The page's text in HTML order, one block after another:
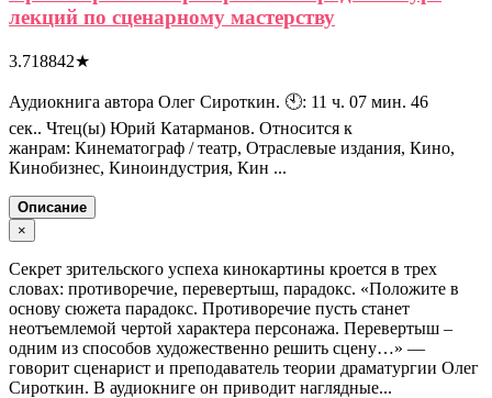
лекций по сценарному мастерству
3.718842★
Аудиокнига автора Олег Сироткин. 🕙: 11 ч. 07 мин. 46
сек.. Чтец(ы) Юрий Катарманов. Относится к
жанрам: Кинематограф / театр, Отраслевые издания, Кино,
Кинобизнес, Киноиндустрия, Кин ...
Описание
×
Секрет зрительского успеха кинокартины кроется в трех
словах: противоречие, перевертыш, парадокс. «Положите в
основу сюжета парадокс. Противоречие пусть станет
неотъемлемой чертой характера персонажа. Перевертыш –
одним из способов художественно решить сцену…» ―
говорит сценарист и преподаватель теории драматургии Олег
Сироткин. В аудиокниге он приводит наглядные...